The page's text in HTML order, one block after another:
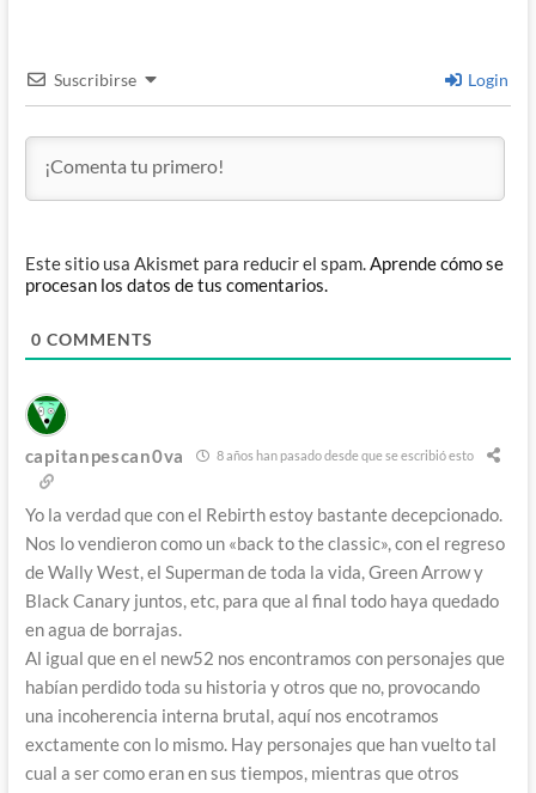
Suscribirse Login
Este sitio usa Akismet para reducir el spam. Aprende cómo se
procesan los datos de tus comentarios.
0 COMMENTS
capitanpescan0va 8 años han pasado desde que se escribió esto
Yo la verdad que con el Rebirth estoy bastante decepcionado.
Nos lo vendieron como un «back to the classic», con el regreso
de Wally West, el Superman de toda la vida, Green Arrow y
Black Canary juntos, etc, para que al final todo haya quedado
en agua de borrajas.
Al igual que en el new52 nos encontramos con personajes que
habían perdido toda su historia y otros que no, provocando
una incoherencia interna brutal, aquí nos encotramos
exctamente con lo mismo. Hay personajes que han vuelto tal
cual a ser como eran en sus tiempos, mientras que otros